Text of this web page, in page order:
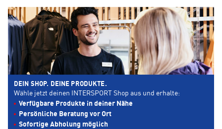
DEIN SHOP. DEINE PRODUKTE.
Wähle jetzt deinen INTERSPORT Shop aus und erhalte:
Verfügbare Produkte in deiner Nähe
Persönliche Beratung vor Ort
Sofortige Abholung möglich